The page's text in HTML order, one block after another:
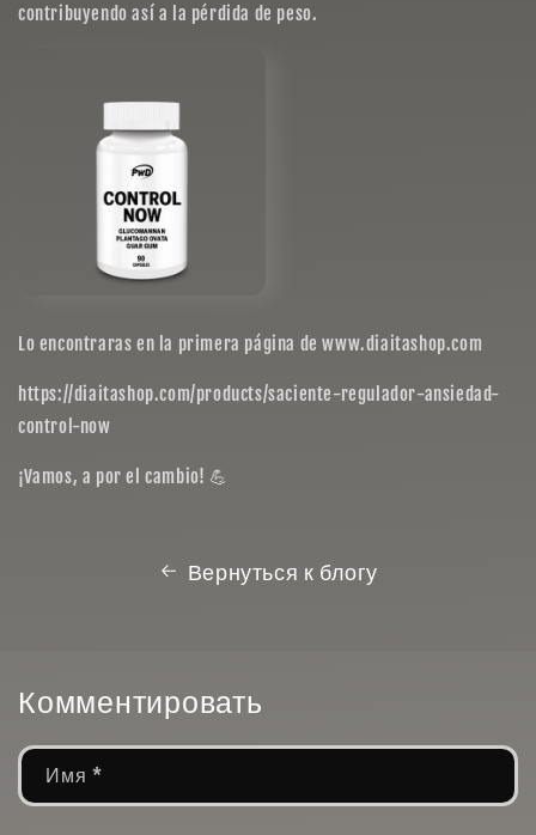
contribuyendo así a la pérdida de peso.
Lo encontraras en la primera página de www.diaitashop.com
https://diaitashop.com/products/saciente-regulador-ansiedad-
control-now
¡Vamos, a por el cambio! 💪
Вернуться к блогу
Комментировать
Имя *